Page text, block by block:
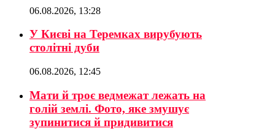
06.08.2026, 13:28
У Києві на Теремках вирубують
столітні дуби
06.08.2026, 12:45
Мати й троє ведмежат лежать на
голій землі. Фото, яке змушує
зупинитися й придивитися